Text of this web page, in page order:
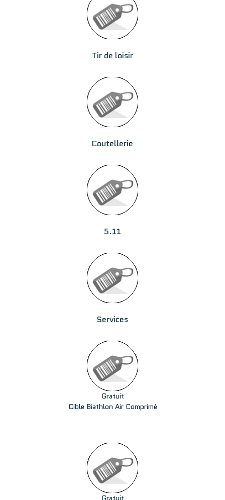
Tir de loisir
Coutellerie
5.11
Services
Gratuit
Cible Biathlon Air Comprimé
Gratuit